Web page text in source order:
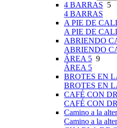
4 BARRAS 5
4 BARRAS
A PIE DE
A PIE DE
ABRIENDO
ABRIENDO
ÁREA 5 9
ÁREA 5
BROTES EN
BROTES EN
CAFÉ CON
CAFÉ CON
Camino a la
Camino a la